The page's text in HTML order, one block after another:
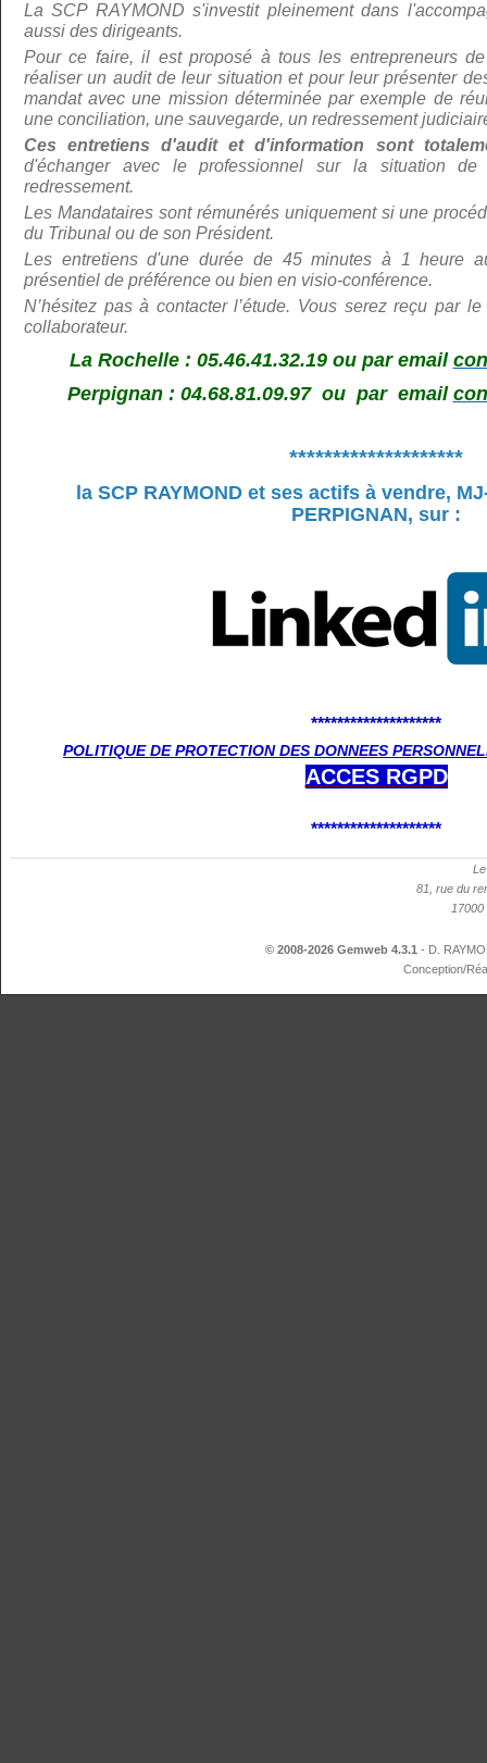
La SCP RAYMOND s'investit pleinement dans
aussi des dirigeants.
Pour ce faire, il est proposé à tous les entrepreneurs
réaliser un audit de leur situation et pour leur présenter
mandat avec une mission déterminée par exemple de
une conciliation, une sauvegarde, un redressement
Ces entretiens d'audit et d'information sont
d'échanger avec le professionnel sur la situation
redressement.
Les Mandataires sont rémunérés uniquement si une
du Tribunal ou de son Président.
Les entretiens d'une durée de 45 minutes à 1 heure
présentiel de préférence ou bien en visio-conférence.
N’hésitez pas à contacter l’étude. Vous serez reçu par
collaborateur.
La Rochelle : 05.46.41.32.19 ou par email
Perpignan : 04.68.81.09.97 ou par email
********************
la SCP RAYMOND et ses actifs à vendre,
PERPIGNAN, sur :
********************
POLITIQUE DE PROTECTION DES DONNEES
ACCESRGPD
********************
81, rue du
17000
© 2008-2026 Gemweb 4.3.1 - D.
Conception/